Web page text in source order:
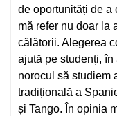
de oportunități de a
mă refer nu doar la
călătorii. Alegerea
ajută pe studenți,
norocul să studiem
tradițională a
și Tango. În opinia